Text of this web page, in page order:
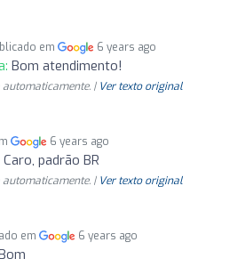
em 6 years ago
Bom atendimento!
| Ver texto original
6 years ago
Caro, padrão BR
| Ver texto original
em 6 years ago